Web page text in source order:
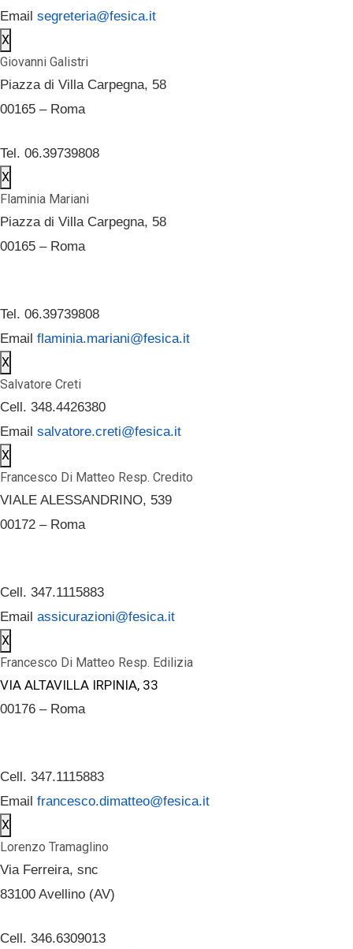
Email segreteria@fesica.it
X
Giovanni Galistri
Piazza di Villa Carpegna, 58
00165 – Roma
Tel. 06.39739808
X
Flaminia Mariani
Piazza di Villa Carpegna, 58
00165 – Roma
Tel. 06.39739808
Email flaminia.mariani@fesica.it
X
Salvatore Creti
Cell. 348.4426380
Email salvatore.creti@fesica.it
X
Francesco Di Matteo Resp. Credito
VIALE ALESSANDRINO, 539
00172 – Roma
Cell. 347.1115883
Email assicurazioni@fesica.it
X
Francesco Di Matteo Resp. Edilizia
VIA ALTAVILLA IRPINIA, 33
00176 – Roma
Cell. 347.1115883
Email francesco.dimatteo@fesica.it
X
Lorenzo Tramaglino
Via Ferreira, snc
83100 Avellino (AV)
Cell. 346.6309013